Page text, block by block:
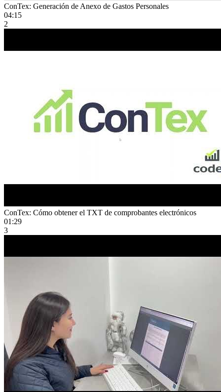
ConTex: Generación de Anexo de Gastos Personales
04:15
2
ConTex: Cómo obtener el TXT de comprobantes electrónicos
01:29
3